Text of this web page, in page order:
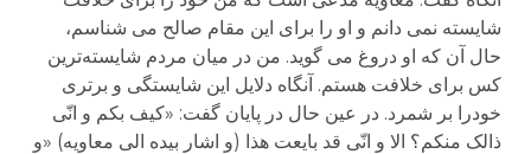
شایسته نمی دانم و او را برای این مقام صالح می شناسم،
حال آن که او دروغ می گوید. من در میان مردم شایسته‌ترین
کس برای خلافت هستم. آنگاه دلایل این شایستگی و برتری
خودرا بر شمرد. در عین حال در پایان گفت: «کیف بکم و انّی
ذالک منکم؟ الا و انّی قد بایعت هذا (و اشار بیده الی معاویه) «و